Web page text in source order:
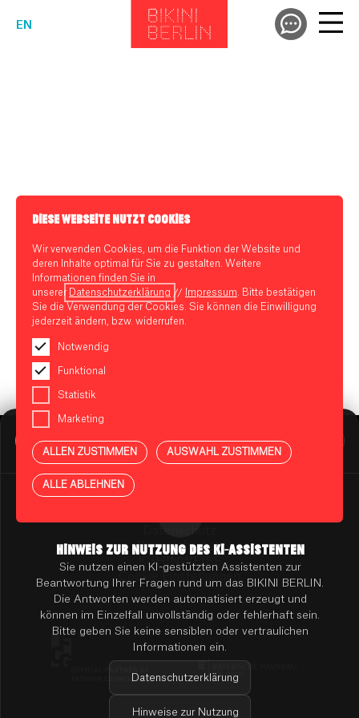
EN
BIKINI BERLIN Assistent
Online
HINWEIS ZUR NUTZUNG DES KI-ASSISTENTEN
Sie nutzen einen KI-gestützten Assistenten zur
Beantwortung Ihrer Fragen rund um das BIKINI BERLIN.
Die Antworten werden automatisiert erzeugt und
können im Einzelfall unvollständig oder fehlerhaft sein.
Bitte geben Sie keine sensiblen oder vertraulichen
Informationen ein.
Datenschutzerklärung
Hinweise zur Nutzung
DIESE WEBSEITE NUTZT COOKIES
Wir verwenden Cookies, um die Funktion der Website und
deren Inhalte optimal für Sie zu gestalten. Weitere
Informationen finden Sie in
unserer
Datenschutzerklärung // Impressum . Bitte bestätigen
Sie die Verwendung der Cookies. Sie können die Einwilligung
jederzeit ändern, bzw. widerrufen.
Notwendig
Funktional
Statistik
Marketing
ALLEN ZUSTIMMEN AUSWAHL ZUSTIMMEN
ALLE ABLEHNEN
Presse
Barrierefreiheit
KI-HINWEISE
Cookie Einstellungen